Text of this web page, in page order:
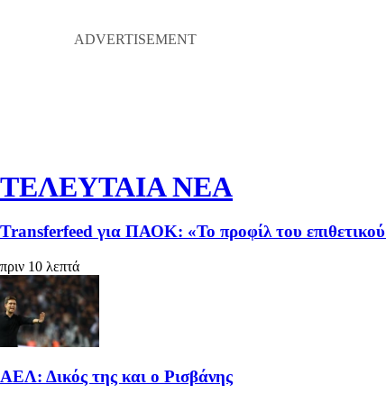
ΤΕΛΕΥΤΑΙΑ ΝΕΑ
Transferfeed για ΠΑΟΚ: «Το προφίλ του επιθετικού
πριν 10 λεπτά
ΑΕΛ: Δικός της και ο Ρισβάνης